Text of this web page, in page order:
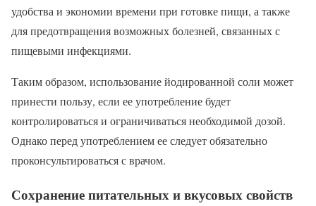
удобства и экономии времени при готовке пищи, а также
для предотвращения возможных болезней, связанных с
пищевыми инфекциями.
Таким образом, использование йодированной соли может
принести пользу, если ее употребление будет
контролироваться и ограничиваться необходимой дозой.
Однако перед употреблением ее следует обязательно
проконсультироваться с врачом.
Сохранение питательных и вкусовых свойств